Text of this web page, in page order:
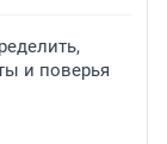
и поверья